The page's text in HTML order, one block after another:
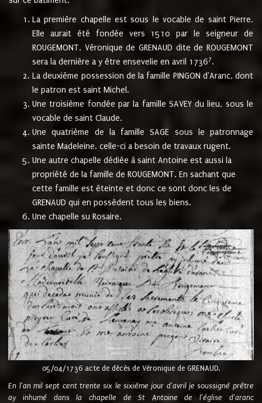
La première chapelle est sous le vocable de saint Pierre.
Elle aurait été fondée vers 1510 par le seigneur de
ROUGEMONT. Véronique de GRENAUD dite de ROUGEMONT
sera la dernière a y être ensevelie en avril 17367.
La deuxième possession de la famille PINGON d'Aranc, dont
le patron est saint Michel.
Une troisième fondée par la famille SAVEY du lieu, sous le
vocable de saint Claude.
Une quatrième de la famille SAGE sous le patronnage
sainte Madeleine. celle-ci a besoin de travaux rugent.
Une autre chapelle dédiée à saint Antoine est aussi la
propriété de la famille de ROUGEMONT. En sachant que
cette famille est éteinte et donc ce sont donc les de
GRENAUD qui en possèdent tous les biens.
Une chapelle su Rosaire.
05/04/1736 acte de décès de Véronique de GRENAUD.
En l'an mil sept cent trente six le sixième jour d'avril je soussigné prêtre
ay inhumé dans la chapelle de St Antoine de l'église d'aranc